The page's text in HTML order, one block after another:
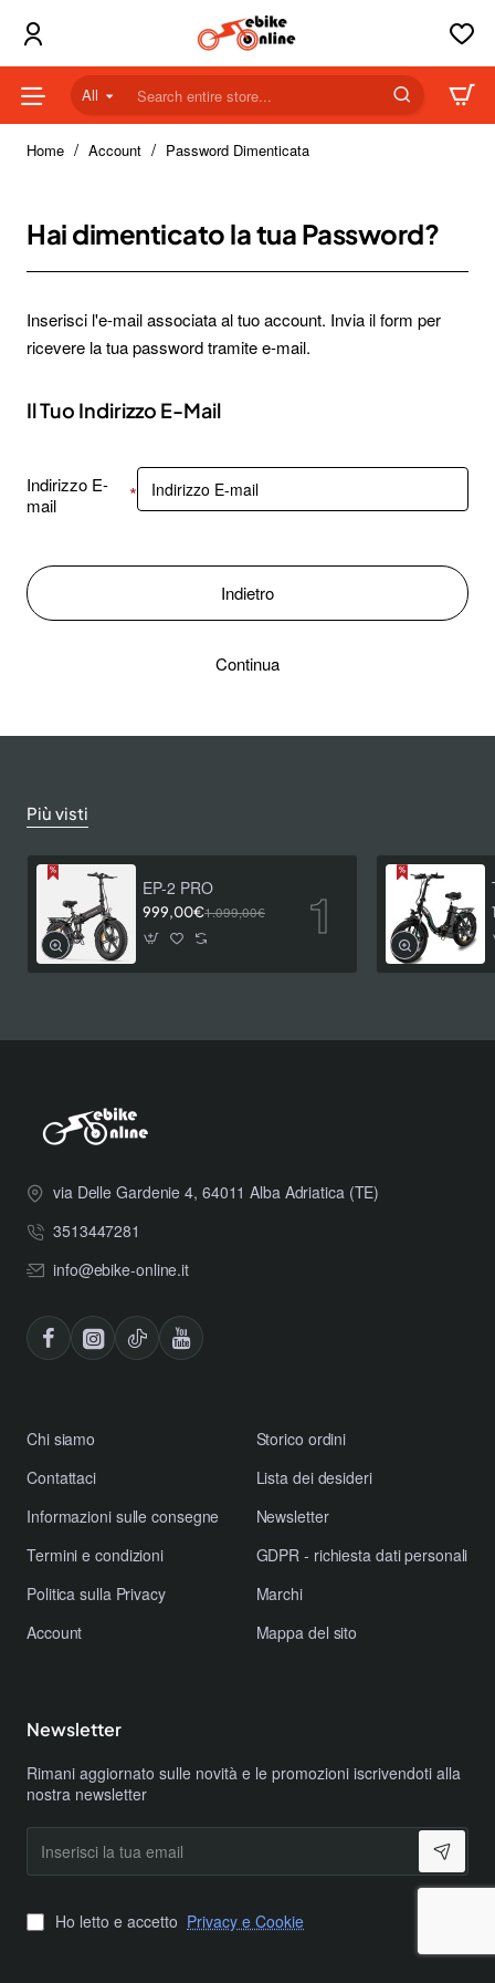
All
Search
entire
store...
Home homeAccount Password Dimenticata
Hai dimenticato la tua Password?
Inserisci l'e-mail associata al tuo account. Invia il form per
ricevere la tua password tramite e-mail.
Il Tuo Indirizzo E-Mail
Indirizzo E-
mail
Indietro
Continua
Più visti
EP-2 PRO
999,00€1.099,00€
via Delle Gardenie 4, 64011 Alba Adriatica (TE)
3513447281
info@ebike-online.it
Chi siamo
Contattaci
Informazioni sulle consegne
Termini e condizioni
Politica sulla Privacy
Account
Storico ordini
Lista dei desideri
Newsletter
GDPR - richiesta dati personali
Marchi
Mappa del sito
Newsletter
Rimani aggiornato sulle novità e le promozioni iscrivendoti alla
nostra newsletter
tua
Ho letto e accetto Privacy e Cookie